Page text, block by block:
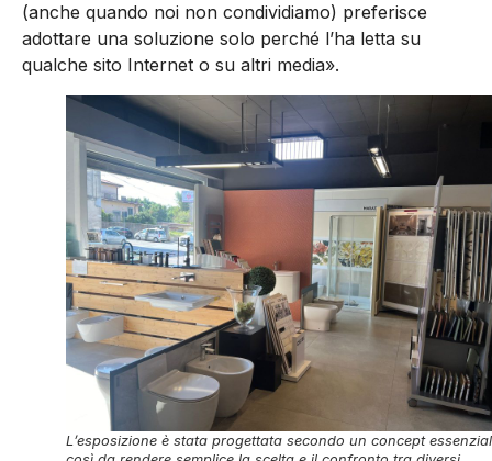
(anche quando noi non condividiamo) preferisce
adottare una soluzione solo perché l’ha letta su
qualche sito Internet o su altri media».
L’esposizione è stata progettata secondo un concept